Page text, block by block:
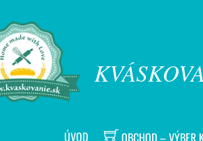
ÚVOD OBCHOD – VÝBER